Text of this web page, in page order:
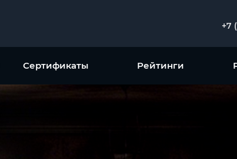
+7
Сертификаты Рейтинги